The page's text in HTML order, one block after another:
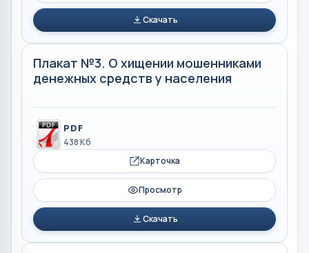
Скачать
Плакат №3. О хищении мошенниками
денежных средств у населения
PDF
438 Кб
Карточка
Просмотр
Скачать